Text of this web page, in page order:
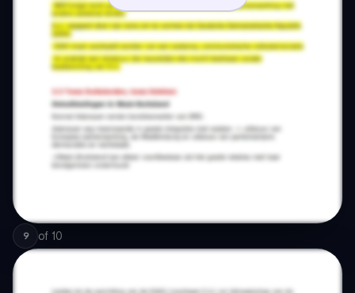
9 of 10